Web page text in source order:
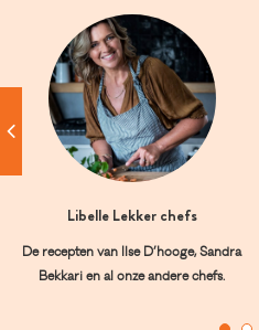
Libelle Lekker chefs
De recepten van Ilse D’hooge, Sandra
Bekkari en al onze andere chefs.